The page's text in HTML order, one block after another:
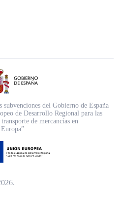
subvenciones del Gobierno de España
de Desarrollo Regional para las
de mercancías en